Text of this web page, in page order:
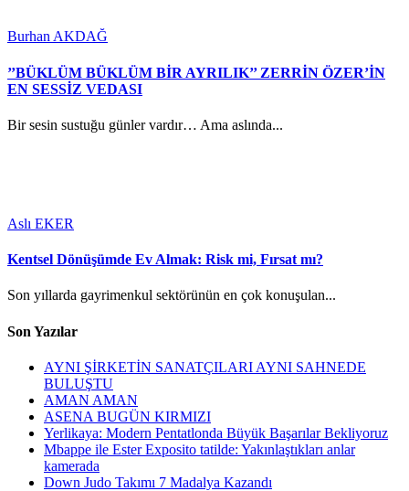
Burhan AKDAĞ
’’BÜKLÜM BÜKLÜM BİR AYRILIK’’ ZERRİN ÖZER’İN
EN SESSİZ VEDASI
Bir sesin sustuğu günler vardır… Ama aslında...
Aslı EKER
Kentsel Dönüşümde Ev Almak: Risk mi, Fırsat mı?
Son yıllarda gayrimenkul sektörünün en çok konuşulan...
Son Yazılar
AYNI ŞİRKETİN SANATÇILARI AYNI SAHNEDE
BULUŞTU
AMAN AMAN
ASENA BUGÜN KIRMIZI
Yerlikaya: Modern Pentatlonda Büyük Başarılar Bekliyoruz
Mbappe ile Ester Exposito tatilde: Yakınlaştıkları anlar
kamerada
Down Judo Takımı 7 Madalya Kazandı